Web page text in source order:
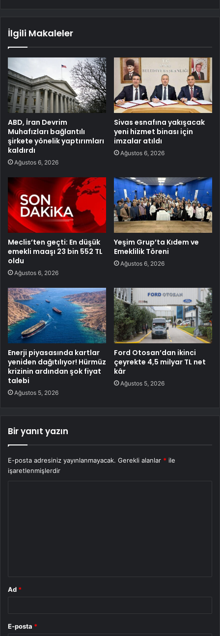
İlgili Makaleler
ABD, İran Devrim
Muhafızları bağlantılı
şirkete yönelik yaptırımları
kaldırdı
Ağustos 6, 2026
Sivas esnafına yakışacak
yeni hizmet binası için
imzalar atıldı
Ağustos 6, 2026
Meclis’ten geçti: En düşük
emekli maaşı 23 bin 552 TL
oldu
Ağustos 6, 2026
Yeşim Grup’ta Kıdem ve
Emeklilik Töreni
Ağustos 6, 2026
Enerji piyasasında kartlar
yeniden dağıtılıyor! Hürmüz
krizinin ardından şok fiyat
talebi
Ağustos 5, 2026
Ford Otosan’dan ikinci
çeyrekte 4,5 milyar TL net
kâr
Ağustos 5, 2026
Bir yanıt yazın
E-posta adresiniz yayınlanmayacak. Gerekli alanlar * ile
işaretlenmişlerdir
Ad *
E-posta *